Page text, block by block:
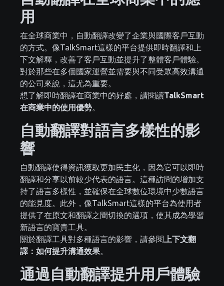
用
在全球商業中，自動翻譯改變了企業與國際客戶互動
的方式。像TalkSmart這樣的平台提供即時翻譯和上
下文解釋，改善了客戶互動並提升了整體客戶體驗。
對於那些在多個國家運營並需要與不同受眾高效溝通
的公司來說，這尤為重要。
想了解即時翻譯在商業中的好處，請閱讀TalkSmart
在商業中的使用優勢
自動翻譯對語言多樣性的影
響
自動翻譯使得資訊獲取更加民主化，因為它可以即時
翻譯和分享以前較少代表的語言。這種訪問的增加支
持了語言多樣性，並確保在全球數位環境中少數語言
的能見度。此外，像TalkSmart這樣的平台為使用者
提供了在原文和翻譯之間切換的選項，使其成為學習
新語言的寶貴工具。
關於翻譯工具對多種語言的影響，請參閱 上下文翻
譯：如何提升溝通效果
通過自動翻譯提升用戶體驗